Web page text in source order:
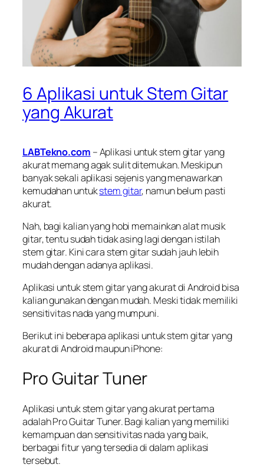
6 Aplikasi untuk Stem Gitar
yang Akurat
LABTekno.com – Aplikasi untuk stem gitar yang
akurat memang agak sulit ditemukan. Meskipun
banyak sekali aplikasi sejenis yang menawarkan
kemudahan untukstem gitar, namun belum pasti
akurat.
Nah, bagi kalian yang hobi memainkan alat musik
gitar, tentu sudah tidak asing lagi dengan istilah
stem gitar. Kini cara stem gitar sudah jauh lebih
mudah dengan adanya aplikasi.
Aplikasi untuk stem gitar yang akurat di Android bisa
kalian gunakan dengan mudah. Meski tidak memiliki
sensitivitas nada yang mumpuni.
Berikut ini beberapa aplikasi untuk stem gitar yang
akurat di Android maupun iPhone:
Pro Guitar Tuner
Aplikasi untuk stem gitar yang akurat pertama
adalah Pro Guitar Tuner. Bagi kalian yang memiliki
kemampuan dan sensitivitas nada yang baik,
berbagai fitur yang tersedia di dalam aplikasi
tersebut.